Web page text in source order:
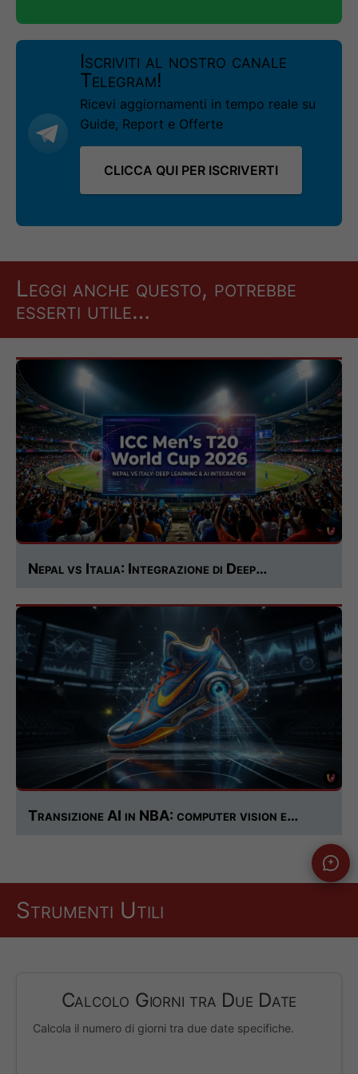
Iscriviti al nostro canale
Telegram!
Ricevi aggiornamenti in tempo reale su
Guide, Report e Offerte
CLICCA QUI PER ISCRIVERTI
Leggi anche questo, potrebbe
esserti utile…
Nepal vs Italia: Integrazione di Deep…
Transizione AI in NBA: computer vision e…
Strumenti Utili
Calcolo Giorni tra Due Date
Calcola il numero di giorni tra due date specifiche.